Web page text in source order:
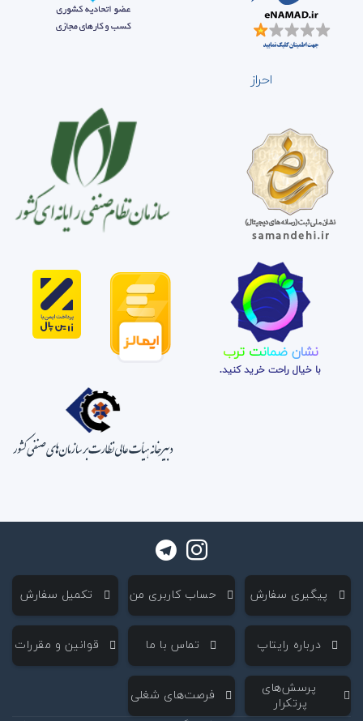
احراز
نشان ضمانت ترب
با خیال راحت خرید کنید.
‌ پیگیری سفارش ‌ حساب کاربری من ‌ تکمیل سفارش
‌ درباره رایتاپ ‌ تماس با ما ‌ قوانین و مقررات
‌ پرسش‌های
پرتکرار
‌ فرصت‌های شغلی